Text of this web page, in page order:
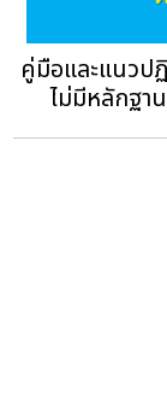
คู่มือและแนวป
ไม่มีหลักฐา